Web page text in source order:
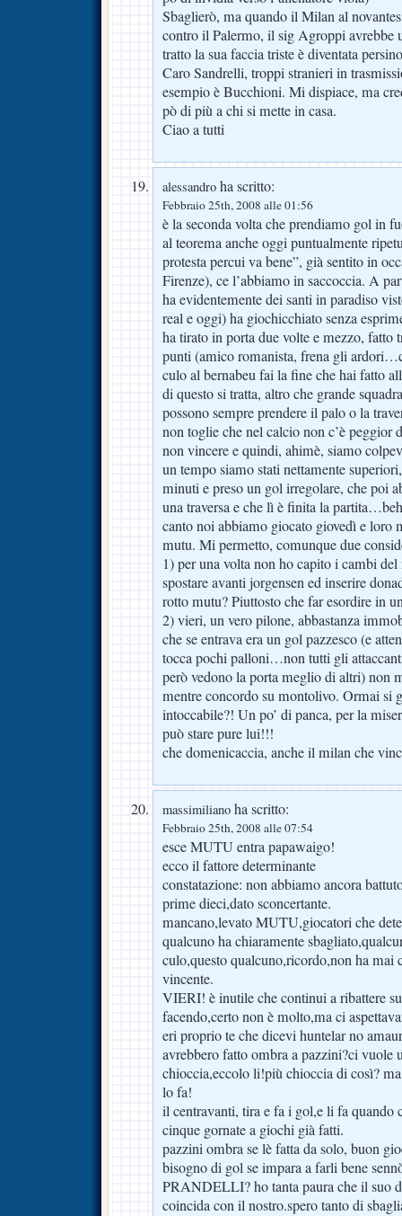
Sbaglierò, ma quando il Milan al
contro il Palermo, il sig Agroppi avrebbe
tratto la sua faccia triste è diventata
Caro Sandrelli, troppi stranieri in
esempio è Bucchioni. Mi dispiace, ma
pò di più a chi si mette in casa.
Ciao a tutti
alessandro ha scritto:
Febbraio 25th, 2008 alle 01:56
è la seconda volta che prendiamo gol in
al teorema anche oggi puntualmente
protesta percui va bene”, già sentito in
Firenze), ce l’abbiamo in saccoccia. A
ha evidentemente dei santi in paradiso
real e oggi) ha giochicchiato senza
ha tirato in porta due volte e mezzo, fatto
punti (amico romanista, frena gli
culo al bernabeu fai la fine che hai fatto
di questo si tratta, altro che grande
possono sempre prendere il palo o la
non toglie che nel calcio non c’è peggior
non vincere e quindi, ahimè, siamo
un tempo siamo stati nettamente
minuti e preso un gol irregolare, che poi
una traversa e che lì è finita la
canto noi abbiamo giocato giovedì e loro
mutu. Mi permetto, comunque due
1) per una volta non ho capito i cambi
spostare avanti jorgensen ed inserire
rotto mutu? Piuttosto che far esordire in
2) vieri, un vero pilone, abbastanza
che se entrava era un gol pazzesco (e
tocca pochi palloni…non tutti gli
però vedono la porta meglio di altri) non
mentre concordo su montolivo. Ormai si
intoccabile?! Un po’ di panca, per la
può stare pure lui!!!
che domenicaccia, anche il milan che
massimiliano ha scritto:
Febbraio 25th, 2008 alle 07:54
esce MUTU entra papawaigo!
ecco il fattore determinante
constatazione: non abbiamo ancora
prime dieci,dato sconcertante.
mancano,levato MUTU,giocatori che
qualcuno ha chiaramente
culo,questo qualcuno,ricordo,non ha mai
vincente.
VIERI! è inutile che continui a ribattere
facendo,certo non è molto,ma ci
eri proprio te che dicevi huntelar no
avrebbero fatto ombra a pazzini?ci vuole
chioccia,eccolo li!più chioccia di così?
lo fa!
il centravanti, tira e fa i gol,e li fa quando
cinque gornate a giochi già fatti.
pazzini ombra se lè fatta da solo, buon
bisogno di gol se impara a farli bene
PRANDELLI? ho tanta paura che il suo
coincida con il nostro.spero tanto di